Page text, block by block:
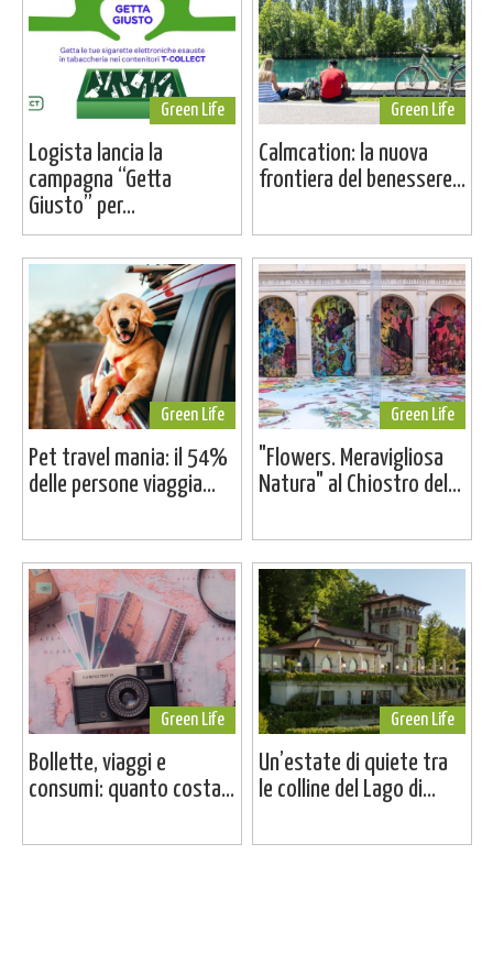
Green Life
Logista lancia la
campagna “Getta
Giusto” per...
Green Life
Calmcation: la nuova
frontiera del benessere...
Green Life
Pet travel mania: il 54%
delle persone viaggia...
Green Life
"Flowers. Meravigliosa
Natura" al Chiostro del...
Green Life
Bollette, viaggi e
consumi: quanto costa...
Green Life
Un’estate di quiete tra
le colline del Lago di...